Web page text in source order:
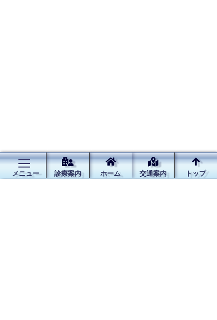
メニュー 診療案内 ホーム 交通案内 トップ